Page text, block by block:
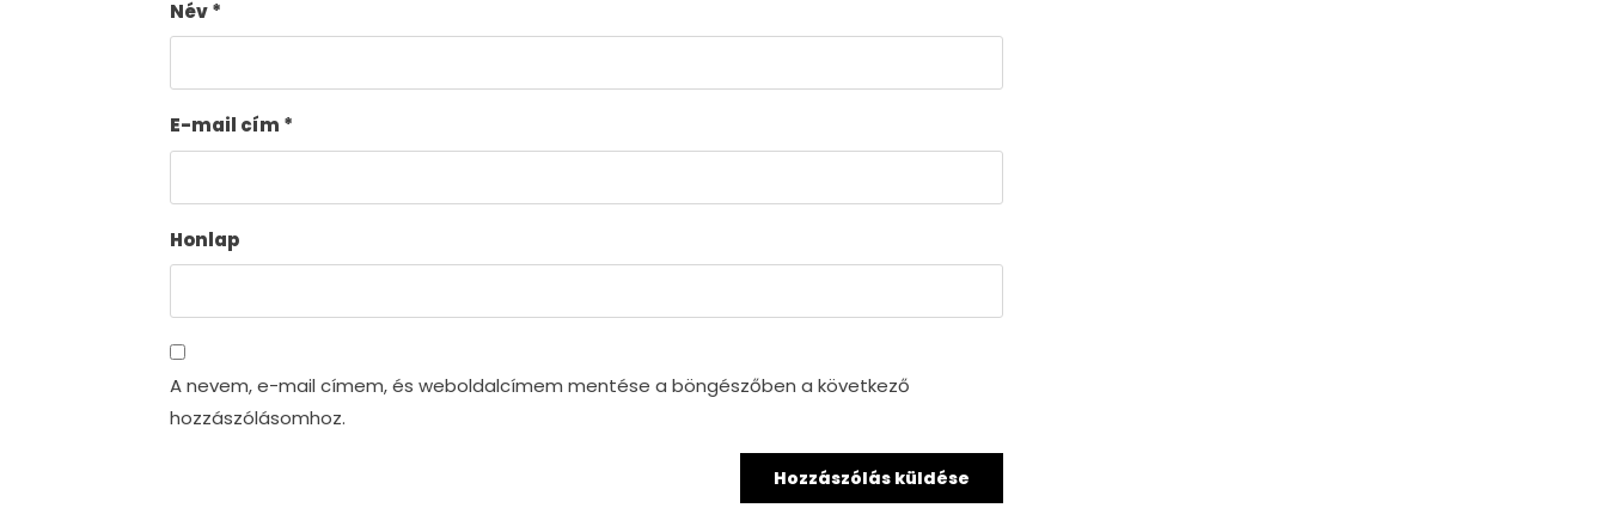
Név*
E-mail cím *
Honlap
A nevem, e-mail címem, és weboldalcímem mentése a böngészőben a következő
hozzászólásomhoz.